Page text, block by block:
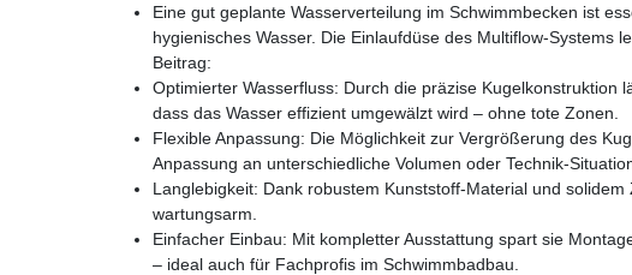
Eine gut geplante Wasserverteilung im Schwimmbecken ist
hygienisches Wasser. Die Einlaufdüse des Multiflow-Systems
Beitrag:
Optimierter Wasserfluss: Durch die präzise Kugelkonstruktion
dass das Wasser effizient umgewälzt wird – ohne tote Zonen.
Flexible Anpassung: Die Möglichkeit zur Vergrößerung des
Anpassung an unterschiedliche Volumen oder Technik-
Langlebigkeit: Dank robustem Kunststoff-Material und
wartungsarm.
Einfacher Einbau: Mit kompletter Ausstattung spart sie
– ideal auch für Fachprofis im Schwimmbadbau.